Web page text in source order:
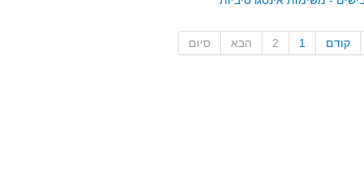
קודם 1
2 הבא סיום